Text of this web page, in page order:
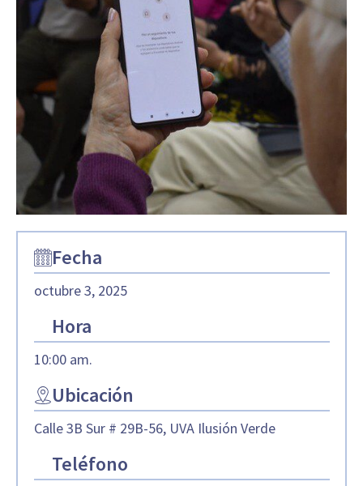
Fecha
octubre 3, 2025
Hora
10:00 am.
Ubicación
Calle 3B Sur # 29B-56, UVA Ilusión Verde
Teléfono